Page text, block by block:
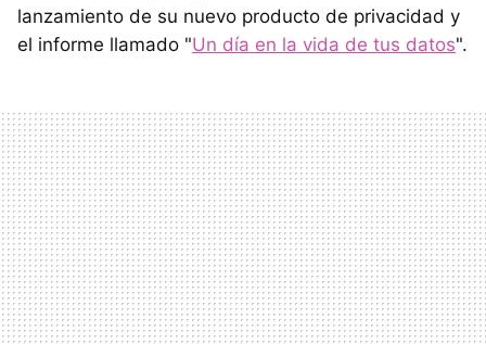
lanzamiento de su nuevo producto de privacidad y
el informe llamado "Un día en la vida de tus datos".